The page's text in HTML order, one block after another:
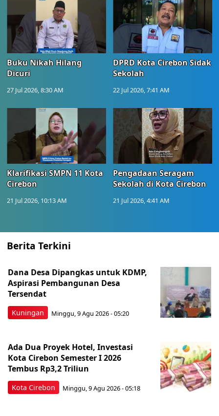
Buku Nikah Hilang
Dicuri
27 Jul 2026, 8:30 AM
DPRD Kota Cirebon Sidak
Sekolah
22 Jul 2026, 7:41 AM
Klarifikasi SMPN 11 Kota
Cirebon
21 Jul 2026, 10:13 AM
Pengadaan Seragam
Sekolah di Kota Cirebon
21 Jul 2026, 4:41 AM
Berita Terkini
Kuningan
Dana Desa Dipangkas untuk KDMP,
Aspirasi Pembangunan Desa
Tersendat
Minggu, 9 Agu 2026 - 05:20
Kota Cirebon
Ada Dua Proyek Hotel, Investasi
Kota Cirebon Semester I 2026
Tembus Rp3,2 Triliun
Minggu, 9 Agu 2026 - 05:18